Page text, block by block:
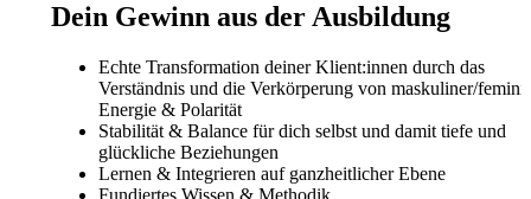
Dein Gewinn aus der Ausbildung
Echte Transformation deiner Klient:innen durch das
Verständnis und die Verkörperung von maskuliner/
Energie & Polarität
Stabilität & Balance für dich selbst und damit tiefe und
glückliche Beziehungen
Lernen & Integrieren auf ganzheitlicher Ebene